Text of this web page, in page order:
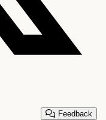
Feedback